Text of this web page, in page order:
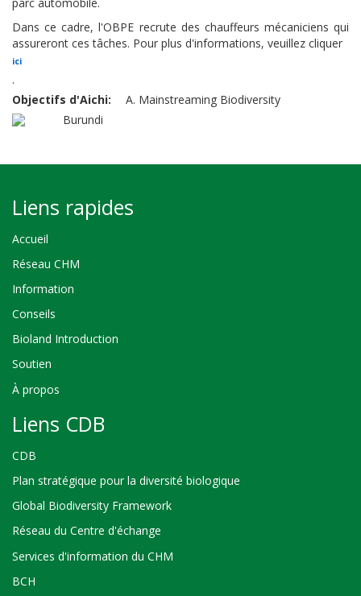
Dans ce cadre, l'OBPE recrute des chauffeurs mécaniciens qui
assureront ces tâches. Pour plus d'informations, veuillez cliquer
ici
.
Objectifs d'Aichi
A. Mainstreaming Biodiversity
Burundi
Liens rapides
Accueil
Réseau CHM
Information
Conseils
Bioland Introduction
Soutien
À propos
Liens CDB
CDB
Plan stratégique pour la diversité biologique
Global Biodiversity Framework
Réseau du Centre d'échange
Services d'information du CHM
BCH